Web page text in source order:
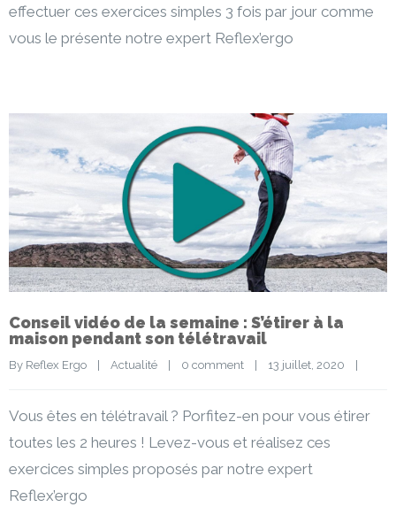
effectuer ces exercices simples 3 fois par jour comme
vous le présente notre expert Reflex’ergo
Conseil vidéo de la semaine : S’étirer à la
maison pendant son télétravail
By Reflex Ergo | Actualité | 0 comment | 13 juillet, 2020 |
Vous êtes en télétravail ? Porfitez-en pour vous étirer
toutes les 2 heures ! Levez-vous et réalisez ces
exercices simples proposés par notre expert
Reflex’ergo